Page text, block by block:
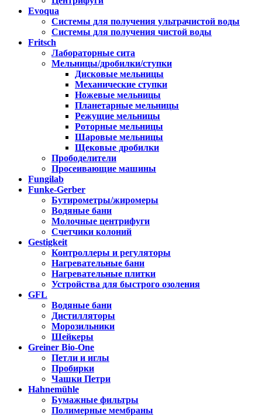
Evoqua
Системы для получения ультрачистой воды
Системы для получения чистой воды
Fritsch
Лабораторные сита
Мельницы/дробилки/ступки
Дисковые мельницы
Механические ступки
Ножевые мельницы
Планетарные мельницы
Режущие мельницы
Роторные мельницы
Шаровые мельницы
Щековые дробилки
Прободелители
Просеивающие машины
Fungilab
Funke-Gerber
Бутирометры/жиромеры
Водяные бани
Молочные центрифуги
Счетчики колоний
Gestigkeit
Контроллеры и регуляторы
Нагревательные бани
Нагревательные плитки
Устройства для быстрого озоления
GFL
Водяные бани
Дистилляторы
Морозильники
Шейкеры
Greiner Bio-One
Петли и иглы
Пробирки
Чашки Петри
Hahnemühle
Бумажные фильтры
Полимерные мембраны